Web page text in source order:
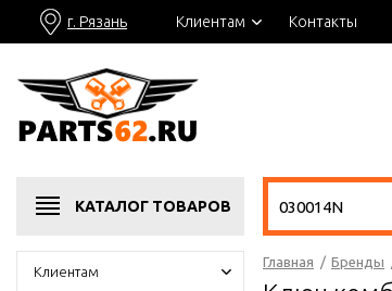
г. Рязань Клиентам Контакты
КАТАЛОГ ТОВАРОВ
Клиентам
Главная / Бренды